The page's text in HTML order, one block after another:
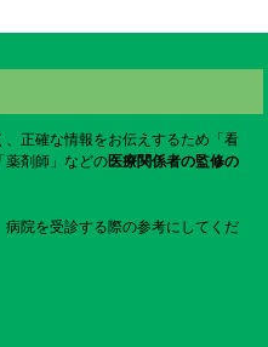
正確な情報をお伝えするため「看
薬剤師」などの医療関係者の監修の
院を受診する際の参考にしてくだ